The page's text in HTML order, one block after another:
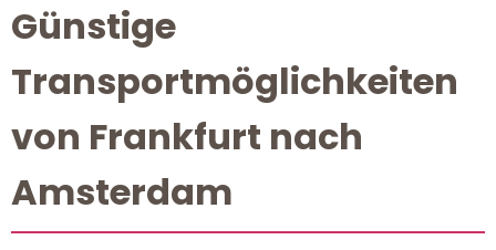
Günstige
Transportmöglichkeiten
von Frankfurt nach
Amsterdam